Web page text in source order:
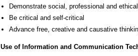
Demonstrate social, professional and
Be critical and self-critical
Advance free, creative and causative
Use of Information and Communication